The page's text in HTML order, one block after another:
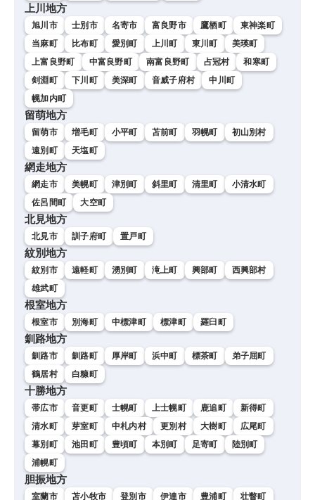
上川地方
旭川市 士別市 名寄市 富良野市 鷹栖町
東神楽町
当麻町
比布町 愛別町 上川町 東川町
美瑛町
上富良野町
中富良野町 南富良野町 占冠村
和寒町
剣淵町
下川町 美深町 音威子府村
中川町
幌加内町
留萌地方
留萌市 増毛町 小平町 苫前町 羽幌町
初山別村
遠別町
天塩町
網走地方
網走市 美幌町 津別町 斜里町 清里町
小清水町
佐呂間町
大空町
北見地方
北見市 訓子府町 置戸町
紋別地方
紋別市 遠軽町 湧別町 滝上町 興部町
西興部村
雄武町
根室地方
根室市 別海町 中標津町 標津町 羅臼町
釧路地方
釧路市 釧路町 厚岸町 浜中町 標茶町
弟子屈町
鶴居村
白糠町
十勝地方
帯広市 音更町 士幌町 上士幌町 鹿追町
新得町
清水町
芽室町 中札内村 更別村 大樹町
広尾町
幕別町
池田町 豊頃町 本別町 足寄町
陸別町
浦幌町
胆振地方
室蘭市 苫小牧市 登別市 伊達市 豊浦町 壮瞥町